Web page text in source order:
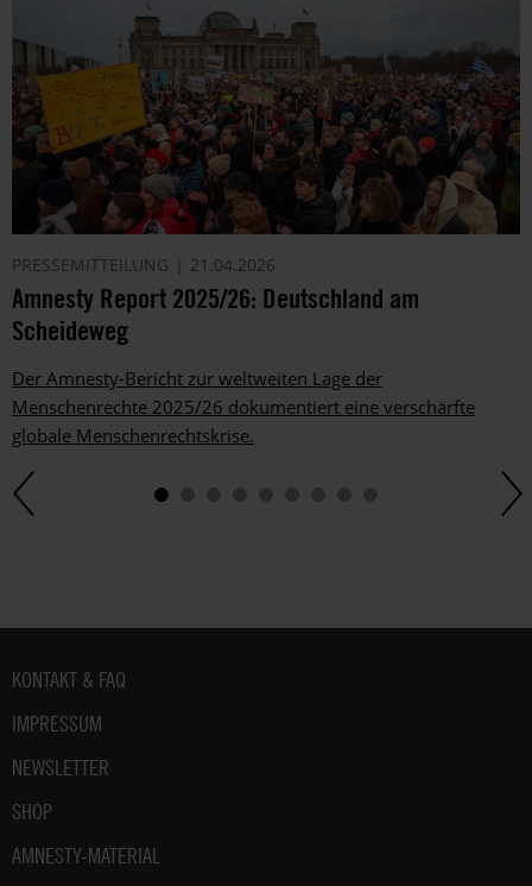
PRESSEMITTEILUNG 21.04.2026
Amnesty Report 2025/26: Deutschland am
Scheideweg
Der Amnesty-Bericht zur weltweiten Lage der
Menschenrechte 2025/26 dokumentiert eine verschärfte
globale Menschenrechtskrise.
Fußbereich
KONTAKT & FAQ
IMPRESSUM
NEWSLETTER
SHOP
AMNESTY-MATERIAL